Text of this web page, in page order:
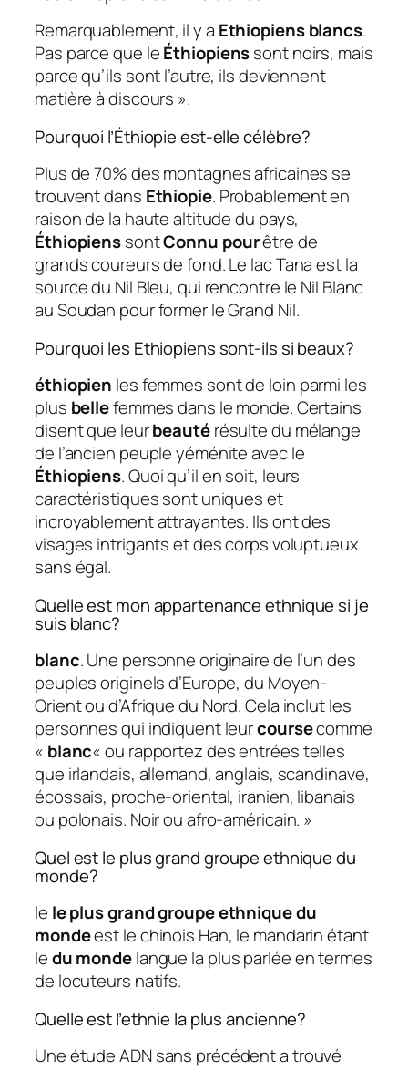
Remarquablement, il y a Ethiopiens blancs.
Pas parce que leÉthiopienssont noirs, mais
parce qu’ils sont l’autre, ils deviennent
matière à discours ».
Pourquoi l’Éthiopie est-elle célèbre?
Plus de 70% des montagnes africaines se
trouvent dans Ethiopie. Probablement en
raison de la haute altitude du pays,
ÉthiopienssontConnu pourêtre de
grands coureurs de fond. Le lac Tana est la
source du Nil Bleu, qui rencontre le Nil Blanc
au Soudan pour former le Grand Nil.
Pourquoi les Ethiopiens sont-ils si beaux?
éthiopien les femmes sont de loin parmi les
plus bellefemmes dans le monde. Certains
disent que leurbeautérésulte du mélange
de l’ancien peuple yéménite avec le
Éthiopiens. Quoi qu’il en soit, leurs
caractéristiques sont uniques et
incroyablement attrayantes. Ils ont des
visages intrigants et des corps voluptueux
sans égal.
Quelle est mon appartenance ethnique si je
suis blanc?
blanc. Une personne originaire de l’un des
peuples originels d’Europe, du Moyen-
Orient ou d’Afrique du Nord. Cela inclut les
personnes qui indiquent leurcoursecomme
« blanc« ou rapportez des entrées telles
que irlandais, allemand, anglais, scandinave,
écossais, proche-oriental, iranien, libanais
ou polonais. Noir ou afro-américain. »
Quel est le plus grand groupe ethnique du
monde?
le le plus grand groupe ethnique du
mondeest le chinois Han, le mandarin étant
ledu mondelangue la plus parlée en termes
de locuteurs natifs.
Quelle est l’ethnie la plus ancienne?
Une étude ADN sans précédent a trouvé